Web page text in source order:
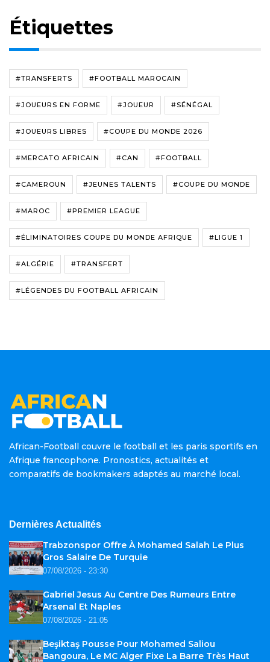
Étiquettes
#TRANSFERTS #FOOTBALL MAROCAIN
#JOUEURS EN FORME #JOUEUR #SÉNÉGAL
#JOUEURS LIBRES #COUPE DU MONDE 2026
#MERCATO AFRICAIN #CAN #FOOTBALL
#CAMEROUN #JEUNES TALENTS #COUPE DU MONDE
#MAROC #PREMIER LEAGUE
#ÉLIMINATOIRES COUPE DU MONDE AFRIQUE #LIGUE 1
#ALGÉRIE #TRANSFERT
#LÉGENDES DU FOOTBALL AFRICAIN
African-Football couvre le football et les paris sportifs en
Afrique francophone. Pronostics, actualités et
comparatifs de bookmakers adaptés au marché local.
Dernières Actualités
Trabzonspor Offre À Mohamed Salah Le Plus
Gros Salaire De Turquie
07/08/2026 - 23:30
Gabriel Jesus Au Centre Des Rumeurs Entre
Arsenal Et Naples
07/08/2026 - 21:05
Beşiktaş Pousse Pour Mohamed Saliou
Bangoura, Le MC Alger Fixe La Barre Très Haut